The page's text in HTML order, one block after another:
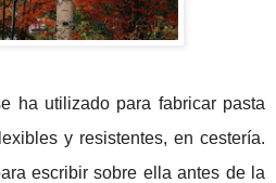
ha utilizado para fabricar pasta
y resistentes, en cestería.
escribir sobre ella antes de la